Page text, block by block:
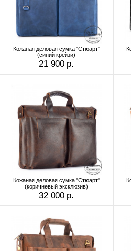
Кожаная деловая сумка "Стюарт"
(синий крейзи)
21 900 р.
Кожаная деловая сумка "Стюарт"
(коричневый эксклюзив)
32 000 р.